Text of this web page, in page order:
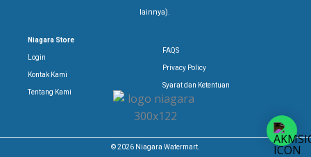
lainnya).
Niagara Store
Login
Kontak Kami
Tentang Kami
FAQS
Privacy Policy
Syarat dan Ketentuan
© 2026 Niagara Watermart.